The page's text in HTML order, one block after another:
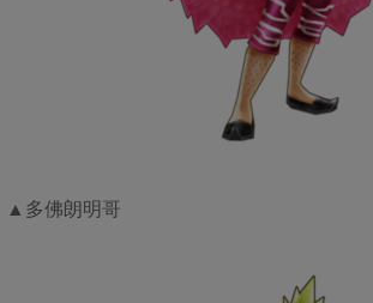
▲多佛朗明哥